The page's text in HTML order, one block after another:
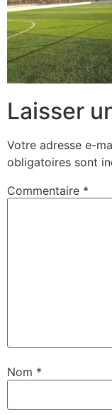
Laisser
Votre adresse e-
obligatoires sont
Commentaire *
Nom *